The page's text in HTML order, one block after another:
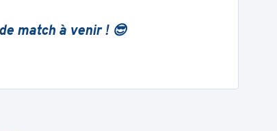
match à venir ! 😎